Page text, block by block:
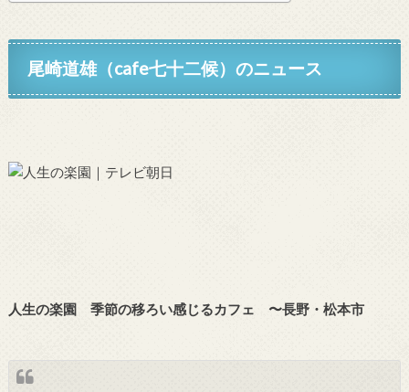
尾崎道雄（cafe七十二候）のニュース
人生の楽園 季節の移ろい感じるカフェ 〜長野・松本市